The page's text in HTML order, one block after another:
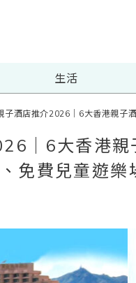
生活
子酒店推介2026｜6大香港親子
｜6大香港
免費兒童遊